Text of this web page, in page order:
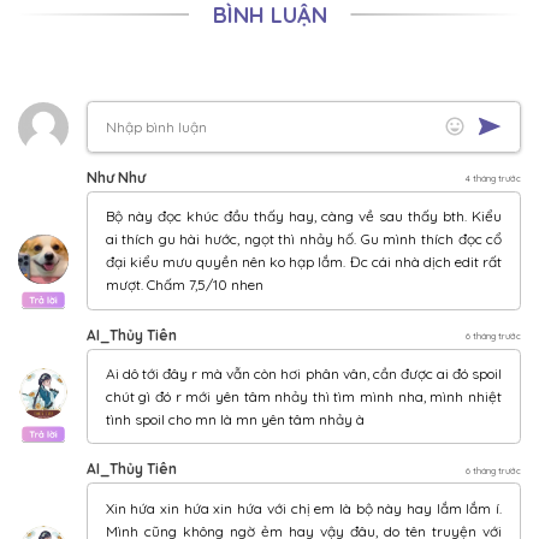
CHƯƠNG 117 30/05/2026
CHƯƠNG 115
CHƯƠNG 114 27/05/2026
26/05/2026
CHƯƠNG 112 25/05/2026
CHƯƠNG 111 24/05/2026
CHƯƠNG 110 23/05/2026
CHƯƠNG 109 22/05/2026
CHƯƠNG 108 21/05/2026
CHƯƠNG 107 20/05/2026
CHƯƠNG 106 19/05/2026
BÌNH LUẬN